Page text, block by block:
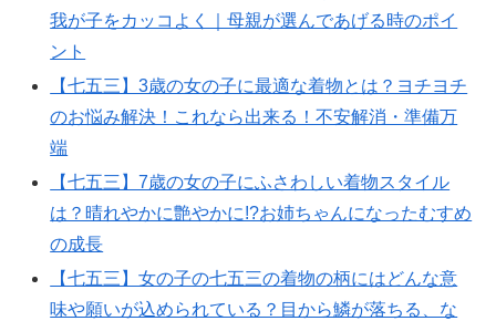
我が子をカッコよく｜母親が選んであげる時のポイ
ント
【七五三】3歳の女の子に最適な着物とは？ヨチヨチ
のお悩み解決！これなら出来る！不安解消・準備万
端
【七五三】7歳の女の子にふさわしい着物スタイル
は？晴れやかに艶やかに!?お姉ちゃんになったむすめ
の成長
【七五三】女の子の七五三の着物の柄にはどんな意
味や願いが込められている？目から鱗が落ちる、な